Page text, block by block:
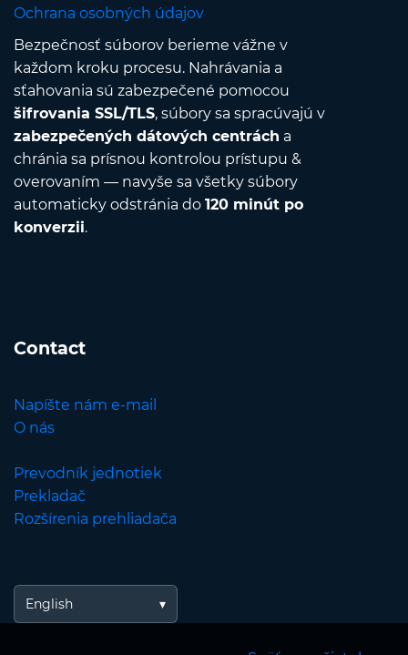
Ochrana osobných údajov
Bezpečnosť súborov berieme vážne v
každom kroku procesu. Nahrávania a
sťahovania sú zabezpečené pomocou
šifrovania SSL/TLS, súbory sa spracúvajú v
zabezpečených dátových centrách a
chránia sa prísnou kontrolou prístupu &
overovaním — navyše sa všetky súbory
automaticky odstránia do 120 minút po
konverzii.
Contact
Napíšte nám e-mail
O nás
Prevodník jednotiek
Prekladač
Rozšírenia prehliadača
English